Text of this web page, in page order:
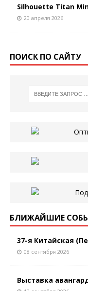
Silhouette Titan
20 апреля 2026
ПОИСК ПО САЙТУ
БЛИЖАЙШИЕ
37-я Китайская
08 сентября 2026
Выставка